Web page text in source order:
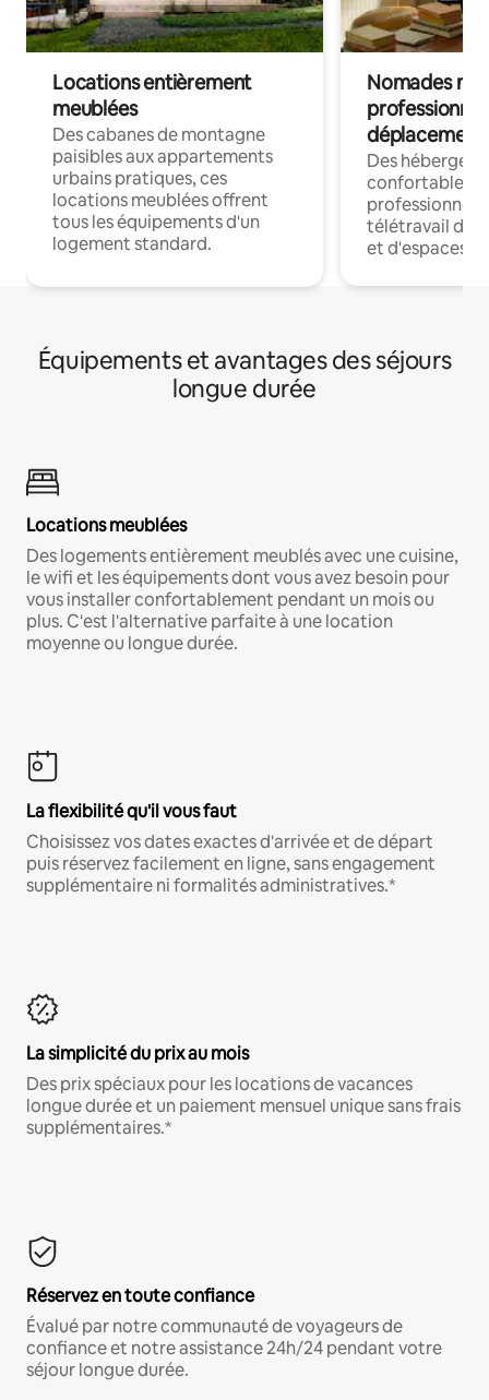
Locations entièrement
meublées
Des cabanes de montagne
paisibles aux appartements
urbains pratiques, ces
locations meublées offrent
tous les équipements d'un
logement standard.
Nomades
déplacement
Des
confortables
professionnels
télétravail
et d'espaces
Équipements et avantages des séjours
longue durée
Locations meublées
Des logements entièrement meublés avec une cuisine,
le wifi et les équipements dont vous avez besoin pour
vous installer confortablement pendant un mois ou
plus. C'est l'alternative parfaite à une location
moyenne ou longue durée.
La flexibilité qu'il vous faut
Choisissez vos dates exactes d'arrivée et de départ
puis réservez facilement en ligne, sans engagement
supplémentaire ni formalités administratives.*
La simplicité du prix au mois
Des prix spéciaux pour les locations de vacances
longue durée et un paiement mensuel unique sans frais
supplémentaires.*
Réservez en toute confiance
Évalué par notre communauté de voyageurs de
confiance et notre assistance 24h/24 pendant votre
séjour longue durée.